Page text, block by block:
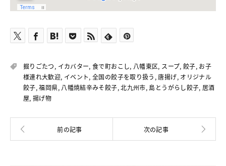
掘りごたつ, イカバター,食で町おこし, 八幡東区, スープ,餃子, お子
様連れ大歓迎, イベント,全国の餃子を取り扱う , 唐揚げ, オリジナル
餃子,福岡県, 八幡焼結辛みそ餃子,北九州市, 島とうがらし餃子, 居酒
屋,揚げ物